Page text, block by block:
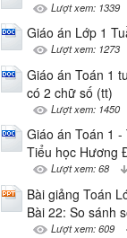
Lượt xem: 1339
Giáo án Lớp 1
Lượt xem: 1273
Giáo án Toán 1
có 2 chữ số (tt)
Lượt xem: 1450
Giáo án Toán 1
Tiểu học Hương
Lượt xem: 68
Bài giảng Toán
Bài 22: So sánh
Lượt xem: 609